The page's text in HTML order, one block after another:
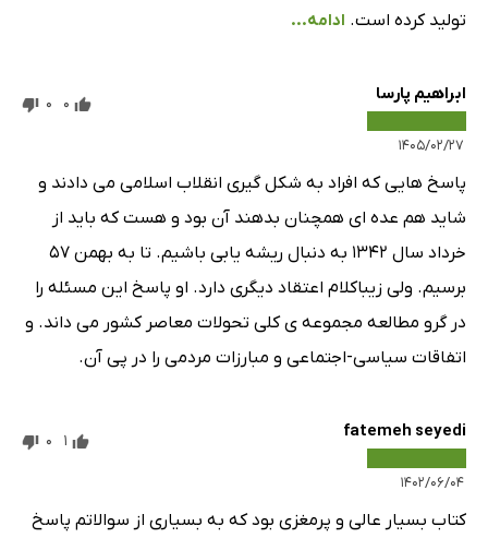
تولید کرده است. ادامه...
ابراهیم پارسا
۱۴۰۵/۰۲/۲۷
0
0
پاسخ هایی که افراد به شکل گیری انقلاب اسلامی می دادند و
شاید هم عده ای همچنان بدهند آن بود و هست که باید از
خرداد سال 1342 به دنبال ریشه یابی باشیم. تا به بهمن 57
برسیم. ولی زیباکلام اعتقاد دیگری دارد. او پاسخ این مسئله را
در گرو مطالعه مجموعه ی کلی تحولات معاصر کشور می داند. و
اتفاقات سیاسی-اجتماعی و مبارزات مردمی را در پی آن.
fatemeh seyedi
۱۴۰۲/۰۶/۰۴
1
0
کتاب بسیار عالی و پرمغزی بود که به بسیاری از سوالاتم پاسخ